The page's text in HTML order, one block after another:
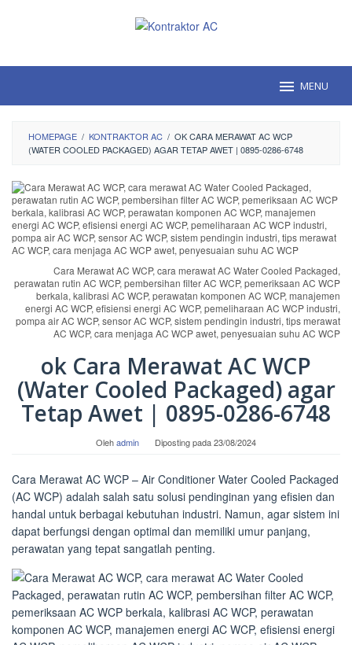
MENU
HOMEPAGE / KONTRAKTOR AC / OK CARA MERAWAT AC WCP
(WATER COOLED PACKAGED) AGAR TETAP AWET | 0895-0286-6748
Cara Merawat AC WCP, cara merawat AC Water Cooled Packaged,
perawatan rutin AC WCP, pembersihan filter AC WCP, pemeriksaan AC WCP
berkala, kalibrasi AC WCP, perawatan komponen AC WCP, manajemen
energi AC WCP, efisiensi energi AC WCP, pemeliharaan AC WCP industri,
pompa air AC WCP, sensor AC WCP, sistem pendingin industri, tips merawat
AC WCP, cara menjaga AC WCP awet, penyesuaian suhu AC WCP
ok Cara Merawat AC WCP
(Water Cooled Packaged) agar
Tetap Awet | 0895-0286-6748
Olehadmin Diposting pada23/08/2024
Cara Merawat AC WCP – Air Conditioner Water Cooled Packaged
(AC WCP) adalah salah satu solusi pendinginan yang efisien dan
handal untuk berbagai kebutuhan industri. Namun, agar sistem ini
dapat berfungsi dengan optimal dan memiliki umur panjang,
perawatan yang tepat sangatlah penting.